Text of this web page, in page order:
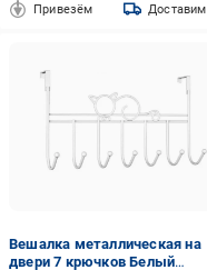
Привезём Доставим
Вешалка металлическая на
двери 7 крючков Белый